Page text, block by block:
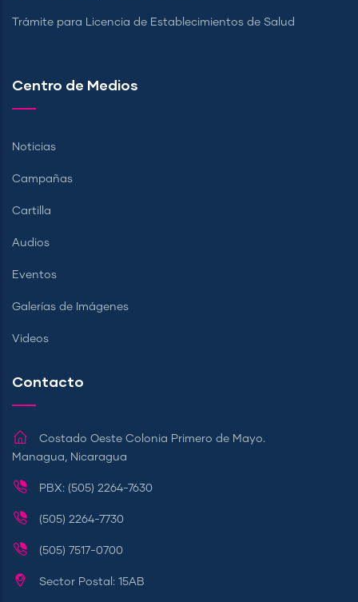
Trámite para Licencia de Establecimientos de Salud
Centro de Medios
Noticias
Campañas
Cartilla
Audios
Eventos
Galerías de Imágenes
Videos
Contacto
Costado Oeste Colonia Primero de Mayo.
Managua, Nicaragua
PBX: (505) 2264-7630
(505) 2264-7730
(505) 7517-0700
Sector Postal: 15AB